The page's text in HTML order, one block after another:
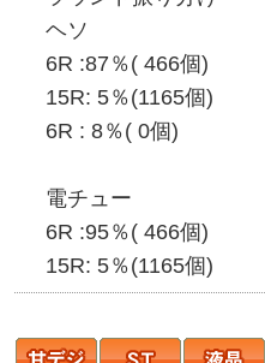
ヘソ
6R :87％( 466個)
15R: 5％(1165個)
6R : 8％( 0個)
電チュー
6R :95％( 466個)
15R: 5％(1165個)